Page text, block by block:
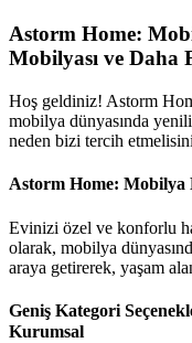
Astorm Home:
Mobilyası ve Daha
Hoş geldiniz! Astorm
mobilya dünyasında
neden bizi tercih
Astorm Home: Mobilya
Evinizi özel ve konforlu
olarak, mobilya
araya getirerek, yaşam
Geniş Kategori
Kurumsal